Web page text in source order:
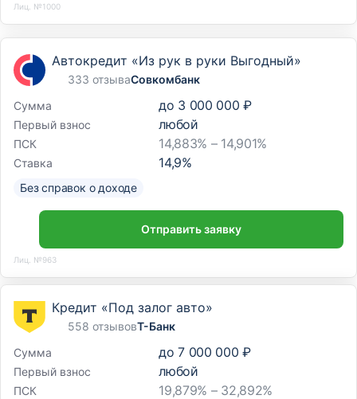
Лиц. №1000
Автокредит «Из рук в руки Выгодный»
333 отзываСовкомбанк
Сумма
до 3 000 000 ₽
Первый взнос любой
ПСК 14,883% – 14,901%
Ставка 14,9%
Без справок о доходе
Отправить заявку
Лиц. №963
Кредит «Под залог авто»
558 отзывовТ-Банк
Сумма
до 7 000 000 ₽
Первый взнос любой
ПСК 19,879% – 32,892%